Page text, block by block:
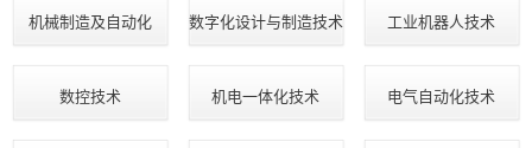
机械制造及自动化 数字化设计与制造技术 工业机器人技术
数控技术 机电一体化技术 电气自动化技术